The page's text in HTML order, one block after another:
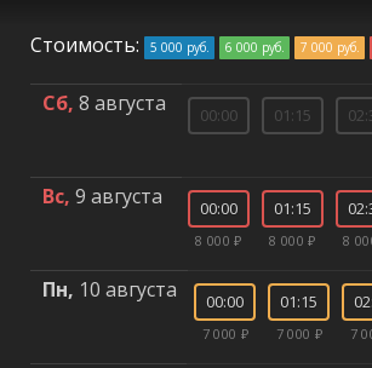
Стоимость: 5 000 руб. 6 000 руб. 7 000 руб.
Сб, 8 августа 00:00 01:15
Вс, 9 августа 00:00
8 000 ₽
01:15
8 000 ₽ 8
Пн, 10 августа 00:00
7 000 ₽
01:15
7 000 ₽ 7